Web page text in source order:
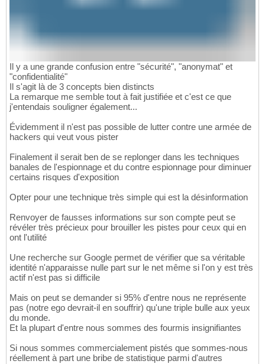
Il y a une grande confusion entre "sécurité", "anonymat" et
"confidentialité"
Il s'agit là de 3 concepts bien distincts
La remarque me semble tout à fait justifiée et c'est ce que
j'entendais souligner également...
Évidemment il n'est pas possible de lutter contre une armée de
hackers qui veut vous pister
Finalement il serait ben de se replonger dans les techniques
banales de l'espionnage et du contre espionnage pour diminuer
certains risques d'exposition
Opter pour une technique très simple qui est la désinformation
Renvoyer de fausses informations sur son compte peut se
révéler très précieux pour brouiller les pistes pour ceux qui en
ont l'utilité
Une recherche sur Google permet de vérifier que sa véritable
identité n'apparaisse nulle part sur le net même si l'on y est très
actif n'est pas si difficile
Mais on peut se demander si 95% d'entre nous ne représente
pas (notre ego devrait-il en souffrir) qu'une triple bulle aux yeux
du monde.
Et la plupart d'entre nous sommes des fourmis insignifiantes
Si nous sommes commercialement pistés que sommes-nous
réellement à part une bribe de statistique parmi d'autres